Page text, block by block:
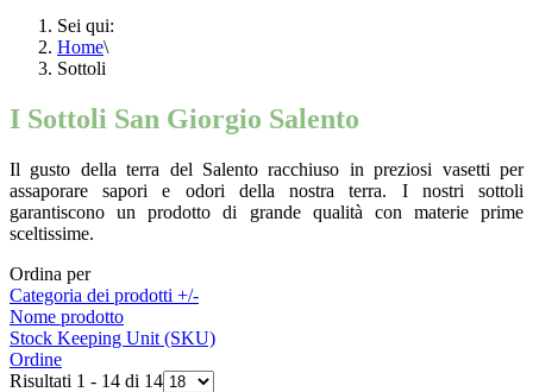
Sei qui:
Home\
Sottoli
I Sottoli San Giorgio Salento
Il gusto della terra del Salento racchiuso in preziosi vasetti per
assaporare sapori e odori della nostra terra. I nostri sottoli
garantiscono un prodotto di grande qualità con materie prime
sceltissime.
Ordina per
Categoria dei prodotti +/-
Nome prodotto
Stock Keeping Unit (SKU)
Ordine
Risultati 1 - 14 di 14